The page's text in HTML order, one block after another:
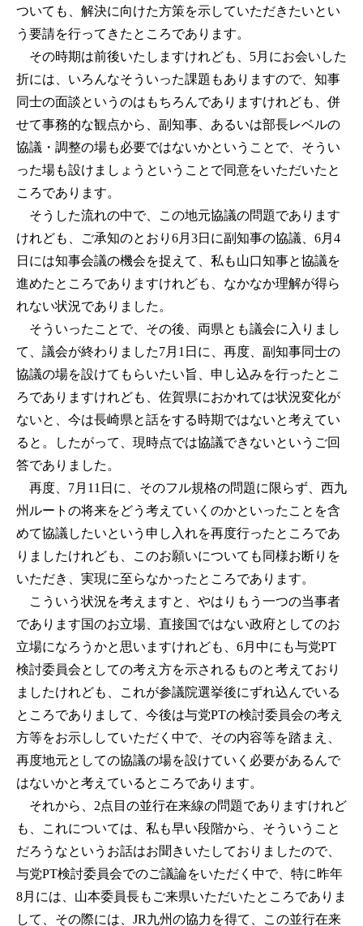
ついても、解決に向けた方策を示していただきたいとい
う要請を行ってきたところであります。
その時期は前後いたしますけれども、5月にお会いした
折には、いろんなそういった課題もありますので、知事
同士の面談というのはもちろんでありますけれども、併
せて事務的な観点から、副知事、あるいは部長レベルの
協議・調整の場も必要ではないかということで、そうい
った場も設けましょうということで同意をいただいたと
ころであります。
そうした流れの中で、この地元協議の問題であります
けれども、ご承知のとおり6月3日に副知事の協議、6月4
日には知事会議の機会を捉えて、私も山口知事と協議を
進めたところでありますけれども、なかなか理解が得ら
れない状況でありました。
そういったことで、その後、両県とも議会に入りまし
て、議会が終わりました7月1日に、再度、副知事同士の
協議の場を設けてもらいたい旨、申し込みを行ったとこ
ろでありますけれども、佐賀県におかれては状況変化が
ないと、今は長崎県と話をする時期ではないと考えてい
ると。したがって、現時点では協議できないというご回
答でありました。
再度、7月11日に、そのフル規格の問題に限らず、西九
州ルートの将来をどう考えていくのかといったことを含
めて協議したいという申し入れを再度行ったところであ
りましたけれども、このお願いについても同様お断りを
いただき、実現に至らなかったところであります。
こういう状況を考えますと、やはりもう一つの当事者
であります国のお立場、直接国ではない政府としてのお
立場になろうかと思いますけれども、6月中にも与党PT
検討委員会としての考え方を示されるものと考えており
ましたけれども、これが参議院選挙後にずれ込んでいる
ところでありまして、今後は与党PTの検討委員会の考え
方等をお示ししていただく中で、その内容等を踏まえ、
再度地元としての協議の場を設けていく必要があるんで
はないかと考えているところであります。
それから、2点目の並行在来線の問題でありますけれど
も、これについては、私も早い段階から、そういうこと
だろうなというお話はお聞きいたしておりましたので、
与党PT検討委員会でのご議論をいただく中で、特に昨年
8月には、山本委員長もご来県いただいたところでありま
して、その際には、JR九州の協力を得て、この並行在来